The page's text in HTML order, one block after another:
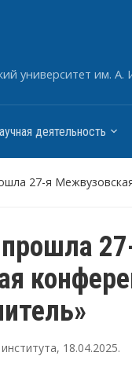
университет им. А.
деятельность
27-я
, 18.04.2025.